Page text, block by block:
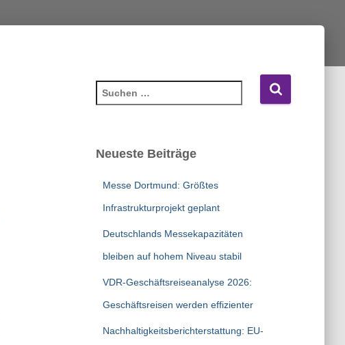
u
eNeueste Beiträge
Messe Dortmund: Größtes
Infrastrukturprojekt geplant
Deutschlands Messekapazitäten
bleiben auf hohem Niveau stabil
VDR-Geschäftsreiseanalyse 2026:
Geschäftsreisen werden effizienter
Nachhaltigkeitsberichterstattung: EU-